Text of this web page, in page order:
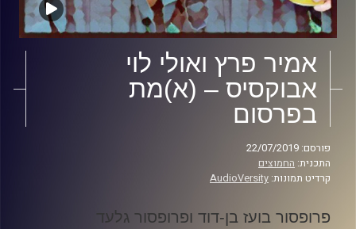
אמיר פרץ ואולי לוי
אבוקסיס – (א)מת
בפרסום
פורסם: 22/07/2019
התכנית: החמוצים
קרדיט תמונות: AudioVersity
פרופסור בועז בן-דוד ופרופסור גלעד